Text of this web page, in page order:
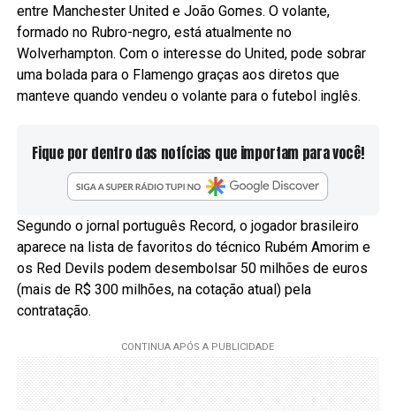
entre Manchester United e João Gomes. O volante,
formado no Rubro-negro, está atualmente no
Wolverhampton. Com o interesse do United, pode sobrar
uma bolada para o Flamengo graças aos diretos que
manteve quando vendeu o volante para o futebol inglês.
Fique por dentro das notícias que importam para você!
Segundo o jornal português Record, o jogador brasileiro
aparece na lista de favoritos do técnico Rubém Amorim e
os Red Devils podem desembolsar 50 milhões de euros
(mais de R$ 300 milhões, na cotação atual) pela
contratação.